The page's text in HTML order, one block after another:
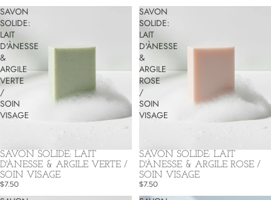
SAVON
SOLIDE:
LAIT
D'ÀNESSE
&
ARGILE
VERTE
/
SOIN
VISAGE
SAVON SOLIDE: LAIT
D'ÀNESSE & ARGILE VERTE /
SOIN VISAGE
$7.50
SAVON
SOLIDE:
LAIT
D'ÀNESSE
&
ARGILE
ROSE
/
SOIN
VISAGE
SAVON SOLIDE: LAIT
D'ÀNESSE & ARGILE ROSE /
SOIN VISAGE
$7.50